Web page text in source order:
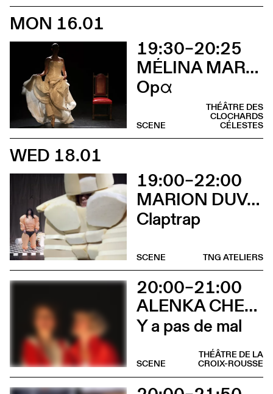
MON 16.01
19:30–20:25
MÉLINA MARTIN
Opα
THÉÂTRE DES
CLOCHARDS
CÉLESTES
SCENE
WED 18.01
19:00–22:00
MARION DUVAL - CHRIS CADILLAC
Claptrap
TNG ATELIERS
SCENE
20:00–21:00
ALENKA CHENUZ & AMÉLIE VIDON
Y a pas de mal
THÉÂTRE DE LA
CROIX-ROUSSE
SCENE